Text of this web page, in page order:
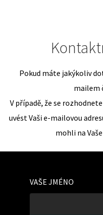
Pokud máte jakýkoliv
mailem
V případě, že se
uvést Vaši e-mailovou
mohli na
VAŠE JMÉNO